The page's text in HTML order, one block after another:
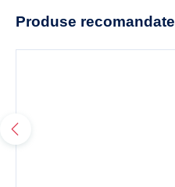
Produse recomandate